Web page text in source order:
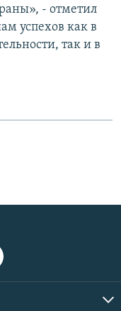
- отметил
успехов как в
так и в